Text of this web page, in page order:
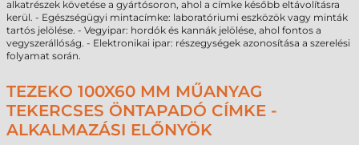
alkatrészek követése a gyártósoron, ahol a címke később eltávolításra
kerül. - Egészségügyi mintacímke: laboratóriumi eszközök vagy minták
tartós jelölése. - Vegyipar: hordók és kannák jelölése, ahol fontos a
vegyszerállóság. - Elektronikai ipar: részegységek azonosítása a szerelési
folyamat során.
TEZEKO 100X60 MM MŰANYAG
TEKERCSES ÖNTAPADÓ CÍMKE -
ALKALMAZÁSI ELŐNYÖK